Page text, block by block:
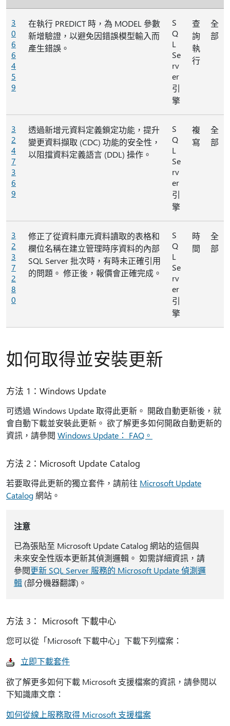
3
0
6
6
4
5
9
在執行 PREDICT 時，為 MODEL 參數
新增驗證，以避免因錯誤模型輸入而
產生錯誤。
S
Q
L
Se
rv
er
引
擎
查
詢
執
行
全
部
3
2
4
7
3
6
9
透過新增元資料定義鎖定功能，提升
變更資料擷取 (CDC) 功能的安全性，
以阻擋資料定義語言 (DDL) 操作。
S
Q
L
Se
rv
er
引
擎
複
寫
全
部
3
2
3
7
2
8
0
修正了從資料庫元資料讀取的表格和
欄位名稱在建立管理時序資料的內部
SQL Server 批次時，有時未正確引用
的問題。 修正後，報價會正確完成。
S
Q
L
Se
rv
er
引
擎
時
間
全
部
如何取得並安裝更新
方法 1：Windows Update
可透過 Windows Update 取得此更新。 開啟自動更新後，就
會自動下載並安裝此更新。 欲了解更多如何開啟自動更新的
資訊，請參閱 Windows Update： FAQ。
方法 2：Microsoft Update Catalog
若要取得此更新的獨立套件，請前往 Microsoft Update
Catalog網站。
注意
已為張貼至 Microsoft Update Catalog 網站的這個與
未來安全性版本更新其偵測邏輯。 如需詳細資訊，請
參閱更新 SQL Server 服務的 Microsoft Update 偵測邏
輯(部分機器翻譯)。
方法 3： Microsoft 下載中心
您可以從「Microsoft 下載中心」下載下列檔案：
立即下載套件
欲了解更多如何下載 Microsoft 支援檔案的資訊，請參閱以
下知識庫文章：
如何從線上服務取得 Microsoft 支援檔案